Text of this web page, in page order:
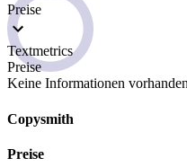
Preise
Textmetrics
Preise
Keine Informationen
Copysmith
Preise